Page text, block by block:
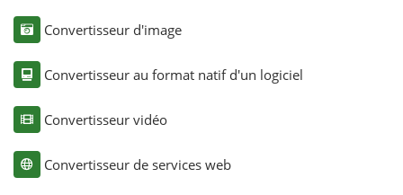
Convertisseur d'image
Convertisseur au format natif d'un logiciel
Convertisseur vidéo
Convertisseur de services web